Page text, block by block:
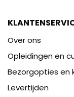
Over ons
Opleidingen en
Bezorgopties en
Levertijden